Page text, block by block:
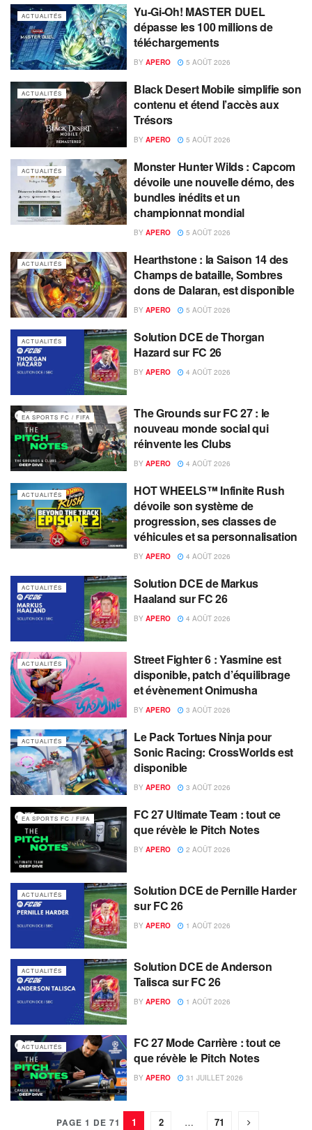
ACTUALITÉS
Yu-Gi-Oh! MASTER DUEL
dépasse les 100 millions de
téléchargements
BY APERO 5 AOÛT 2026
ACTUALITÉS
Black Desert Mobile simplifie son
contenu et étend l’accès aux
Trésors
BY APERO 5 AOÛT 2026
ACTUALITÉS
Monster Hunter Wilds : Capcom
dévoile une nouvelle démo, des
bundles inédits et un
championnat mondial
BY APERO 5 AOÛT 2026
ACTUALITÉS
Hearthstone : la Saison 14 des
Champs de bataille, Sombres
dons de Dalaran, est disponible
BY APERO 5 AOÛT 2026
ACTUALITÉS
Solution DCE de Thorgan
Hazard sur FC 26
BY APERO 4 AOÛT 2026
EA SPORTS FC / FIFA
The Grounds sur FC 27 : le
nouveau monde social qui
réinvente les Clubs
BY APERO 4 AOÛT 2026
ACTUALITÉS
HOT WHEELS™ Infinite Rush
dévoile son système de
progression, ses classes de
véhicules et sa personnalisation
BY APERO 4 AOÛT 2026
ACTUALITÉS
Solution DCE de Markus
Haaland sur FC 26
BY APERO 4 AOÛT 2026
ACTUALITÉS
Street Fighter 6 : Yasmine est
disponible, patch d’équilibrage
et évènement Onimusha
BY APERO 3 AOÛT 2026
ACTUALITÉS
Le Pack Tortues Ninja pour
Sonic Racing: CrossWorlds est
disponible
BY APERO 3 AOÛT 2026
EA SPORTS FC / FIFA
FC 27 Ultimate Team : tout ce
que révèle le Pitch Notes
BY APERO 2 AOÛT 2026
ACTUALITÉS
Solution DCE de Pernille Harder
sur FC 26
BY APERO 1 AOÛT 2026
ACTUALITÉS
Solution DCE de Anderson
Talisca sur FC 26
BY APERO 1 AOÛT 2026
ACTUALITÉS
FC 27 Mode Carrière : tout ce
que révèle le Pitch Notes
BY APERO 31 JUILLET 2026
PAGE 1 DE 71 1 2 … 71